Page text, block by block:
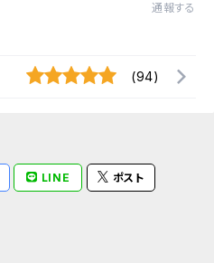
通報する
(94)
LINE ポスト